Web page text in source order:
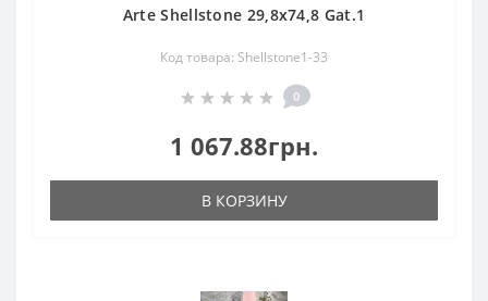
Arte Shellstone 29,8x74,8 Gat.1
Код товара: Shellstone1-33
0
1 067.88грн.
В КОРЗИНУ